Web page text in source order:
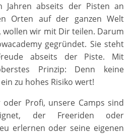
abseits der Pisten an
Orten auf der ganzen Welt
wollen wir mit Dir teilen. Darum
gegründet. Sie steht
abseits der Piste. Mit
Prinzip: Denn keine
zu hohes Risiko wert!
oder Profi, unsere Camps sind
der Freeriden oder
erlernen oder seine eigenen